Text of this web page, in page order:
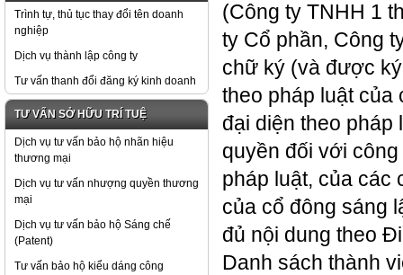
Trình tự, thủ tục thay đổi tên doanh
nghiệp
Dịch vụ thành lập công ty
Tư vấn thanh đổi đăng ký kinh doanh
TƯ VẤN SỞ HỮU TRÍ TUỆ
Dịch vụ tư vấn bảo hộ nhãn hiệu
thương mại
Dịch vụ tư vấn nhượng quyền thương
mại
Dịch vụ tư vấn bảo hộ Sáng chế
(Patent)
Tư vấn bảo hộ kiểu dáng công
(Công ty TNHH 1
ty Cổ phần, Công
chữ ký (và được
theo pháp luật của
đại diện theo pháp
quyền đối với
pháp luật, của các
của cổ đông sáng
đủ nội dung theo
Danh sách thành